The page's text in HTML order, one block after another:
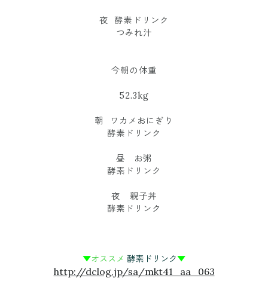
夜 酵素ドリンク
つみれ汁
今朝の体重
52.3kg
朝 ワカメおにぎり
酵素ドリンク
昼 お粥
酵素ドリンク
夜 親子丼
酵素ドリンク
▼オススメ 酵素ドリンク▼
http://dclog.jp/sa/mkt41_aa_063